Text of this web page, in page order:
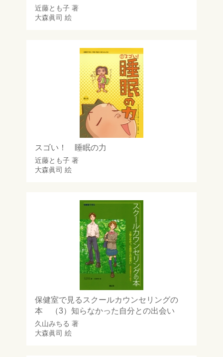
近藤とも子著
大森眞司 絵
スゴい！ 睡眠の力
近藤とも子著
大森眞司 絵
保健室で見るスクールカウンセリングの
本 （3）知らなかった自分との出会い
久山みちる 著
大森眞司 絵